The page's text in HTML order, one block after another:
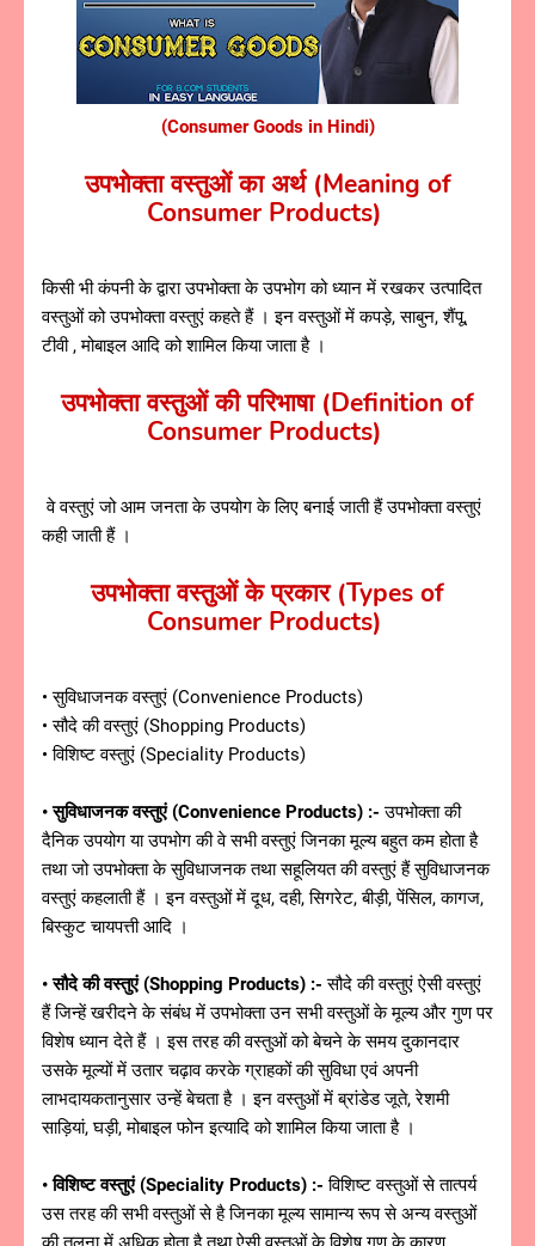
(Consumer Goods in Hindi)
उपभोक्ता वस्तुओं का अर्थ (Meaning of
Consumer Products)
किसी भी कंपनी के द्वारा उपभोक्ता के उपभोग को ध्यान में रखकर उत्पादित
वस्तुओं को उपभोक्ता वस्तुएं कहते हैं । इन वस्तुओं में कपड़े, साबुन, शैंपू,
टीवी , मोबाइल आदि को शामिल किया जाता है ।
उपभोक्ता वस्तुओं की परिभाषा (Definition of
Consumer Products)
वे वस्तुएं जो आम जनता के उपयोग के लिए बनाई जाती हैं उपभोक्ता वस्तुएं
कही जाती हैं ।
उपभोक्ता वस्तुओं के प्रकार (Types of
Consumer Products)
• सुविधाजनक वस्तुएं (Convenience Products)
• सौदे की वस्तुएं (Shopping Products)
• विशिष्ट वस्तुएं (Speciality Products)
• सुविधाजनक वस्तुएं (Convenience Products) :-उपभोक्ता की
दैनिक उपयोग या उपभोग की वे सभी वस्तुएं जिनका मूल्य बहुत कम होता है
तथा जो उपभोक्ता के सुविधाजनक तथा सहूलियत की वस्तुएं हैं सुविधाजनक
वस्तुएं कहलाती हैं । इन वस्तुओं में दूध, दही, सिगरेट, बीड़ी, पेंसिल, कागज,
बिस्कुट चायपत्ती आदि ।
• सौदे की वस्तुएं (Shopping Products) :-सौदे की वस्तुएं ऐसी वस्तुएं
हैं जिन्हें खरीदने के संबंध में उपभोक्ता उन सभी वस्तुओं के मूल्य और गुण पर
विशेष ध्यान देते हैं । इस तरह की वस्तुओं को बेचने के समय दुकानदार
उसके मूल्यों में उतार चढ़ाव करके ग्राहकों की सुविधा एवं अपनी
लाभदायकतानुसार उन्हें बेचता है । इन वस्तुओं में ब्रांडेड जूते, रेशमी
साड़ियां, घड़ी, मोबाइल फोन इत्यादि को शामिल किया जाता है ।
• विशिष्ट वस्तुएं (Speciality Products) :- विशिष्ट वस्तुओं से तात्पर्य
उस तरह की सभी वस्तुओं से है जिनका मूल्य सामान्य रूप से अन्य वस्तुओं